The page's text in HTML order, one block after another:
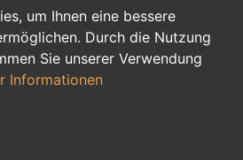
um Ihnen eine bessere
Durch die Nutzung
Sie unserer Verwendung
Informationen
Assistenz, Sekretariat
und Nebenjobs
duale Ausbildung